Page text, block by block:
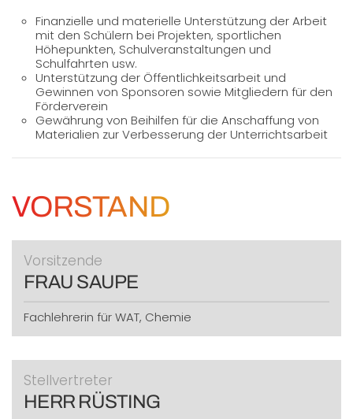
Finanzielle und materielle Unterstützung der Arbeit
mit den Schülern bei Projekten, sportlichen
Höhepunkten, Schulveranstaltungen und
Schulfahrten usw.
Unterstützung der Öffentlichkeitsarbeit und
Gewinnen von Sponsoren sowie Mitgliedern für den
Förderverein
Gewährung von Beihilfen für die Anschaffung von
Materialien zur Verbesserung der Unterrichtsarbeit
VORSTAND
Vorsitzende
FRAU SAUPE
Fachlehrerin für WAT, Chemie
Stellvertreter
HERR RÜSTING